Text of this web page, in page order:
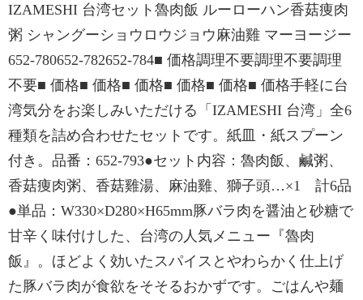
IZAMESHI 台湾セット魯肉飯 ルーローハン香菇痩肉
粥 シャングーショウロウジョウ麻油雞 マーヨージー
652-780652-782652-784■ 価格調理不要調理不要調理
不要■ 価格■ 価格■ 価格■ 価格■ 価格■ 価格手軽に台
湾気分をお楽しみいただける「IZAMESHI 台湾」全6
種類を詰め合わせたセットです。紙皿・紙スプーン
付き。品番：652-793●セット内容：魯肉飯、鹹粥、
香菇痩肉粥、香菇雞湯、麻油雞、獅子頭…×1 計6品
●単品：W330×D280×H65mm豚バラ肉を醤油と砂糖で
甘辛く味付けした、台湾の人気メニュー『魯肉
飯』。ほどよく効いたスパイスとやわらかく仕上げ
た豚バラ肉が食欲をそそるおかずです。ごはんや麺